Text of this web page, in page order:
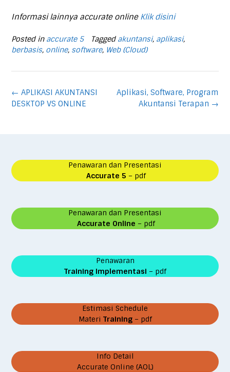
Informasi lainnya accurate online Klik disini
Posted in accurate 5 Tagged akuntansi, aplikasi,
berbasis, online, software, Web (Cloud)
Post
navigation
Aplikasi, Software, Program
Akuntansi Terapan →
← APLIKASI AKUNTANSI
DESKTOP VS ONLINE
Penawaran dan Presentasi
Accurate 5 – pdf
Penawaran dan Presentasi
Accurate Online – pdf
Penawaran
Training Implementasi – pdf
Estimasi Schedule
Materi Training – pdf
Info Detail
Accurate Online (AOL)